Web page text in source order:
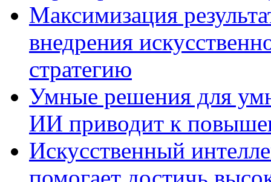
Максимизация
внедрения
стратегию
Умные решения для
ИИ приводит к
Искусственный